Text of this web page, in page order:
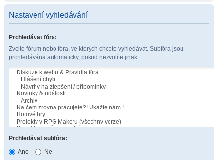
Nastavení vyhledávání
Prohledávat fóra:
Zvolte fórum nebo fóra, ve kterých chcete vyhledávat. Subfóra jsou
prohledávána automaticky, pokud nezvolíte jinak.
Prohledávat subfóra:
Ano
Ne